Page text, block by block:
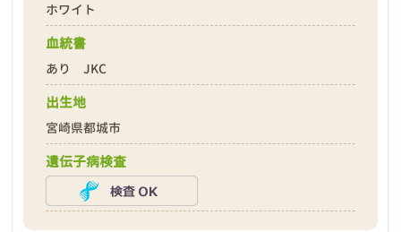
ホワイト
血統書
あり JKC
出生地
宮崎県都城市
遺伝子病検査